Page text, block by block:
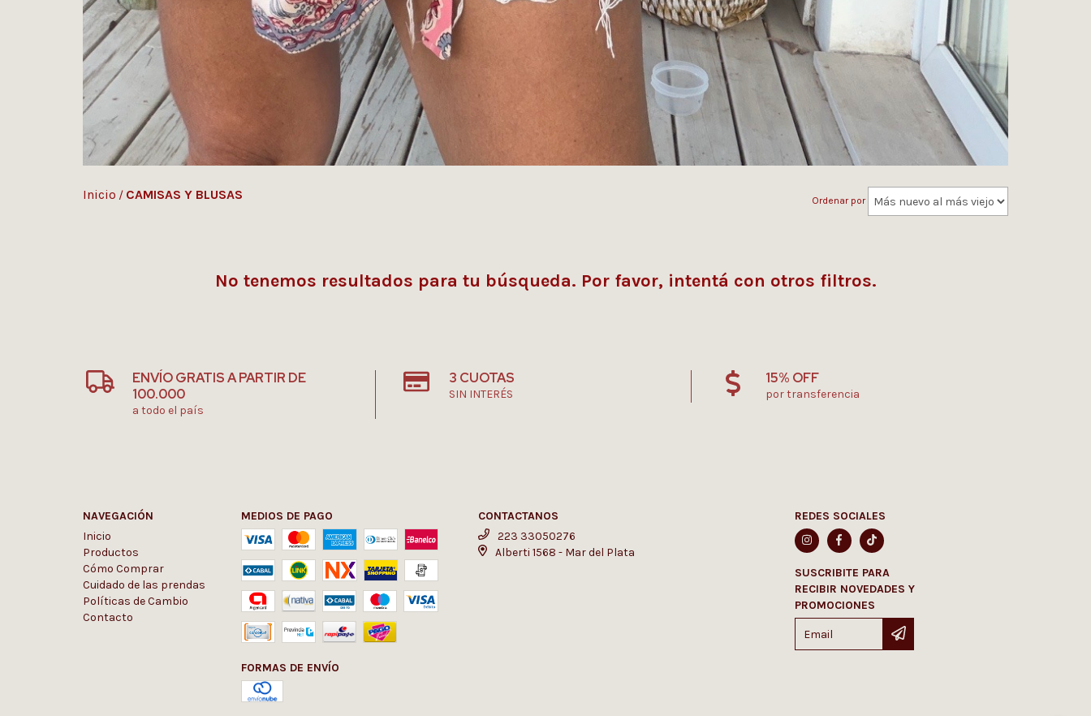
Inicio / CAMISAS Y BLUSAS Ordenar por
No tenemos resultados para tu búsqueda. Por favor, intentá con otros filtros.
ENVÍO GRATIS A PARTIR DE
100.000
a todo el país
3 CUOTAS
SIN INTERÉS
15% OFF
por transferencia
NAVEGACIÓN
Inicio
Productos
Cómo Comprar
Cuidado de las prendas
Políticas de Cambio
Contacto
MEDIOS DE PAGO
FORMAS DE ENVÍO
CONTACTANOS
223 33050276
Alberti 1568 - Mar del Plata
REDES SOCIALES
SUSCRIBITE PARA
RECIBIR NOVEDADES Y
PROMOCIONES